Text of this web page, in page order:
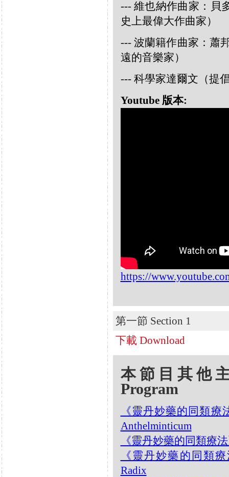
--- 維也納作曲家：貝
史上最偉大作曲家）
--- 波蘭籍作曲家：蕭
遠的音樂家）
--- 科學家達爾文（提
Youtube 版本:
https://
第一節 Section 1
下載 Download
本節目其他
Program
《靈丹妙藥的同類療
Anthelminticum
《靈丹妙藥的同類療
《靈丹妙藥的同類
Radix